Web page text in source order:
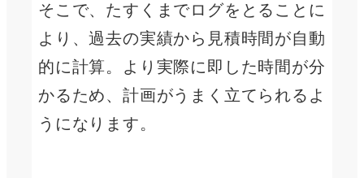
そこで、たすくまでログをとることに
より、過去の実績から見積時間が自動
的に計算。より実際に即した時間が分
かるため、計画がうまく立てられるよ
うになります。